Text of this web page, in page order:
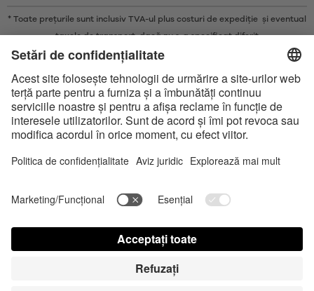
* Toate prețurile sunt inclusiv TVA-ul plus costuri de expediție și eventual
taxele de transport, dacă nu s-a specificat diferit
* Marca și logo-urile Bluetooth® sunt mărci comerciale înregistrate
Satisfyer GmbH se face doar sub licență.
Apple, sigla Apple și Apple Watch sunt mărci comerciale ale Apple Inc.
Google Play și logoul Google Play sunt mărci comerciale ale Google LLC.
Contact us today